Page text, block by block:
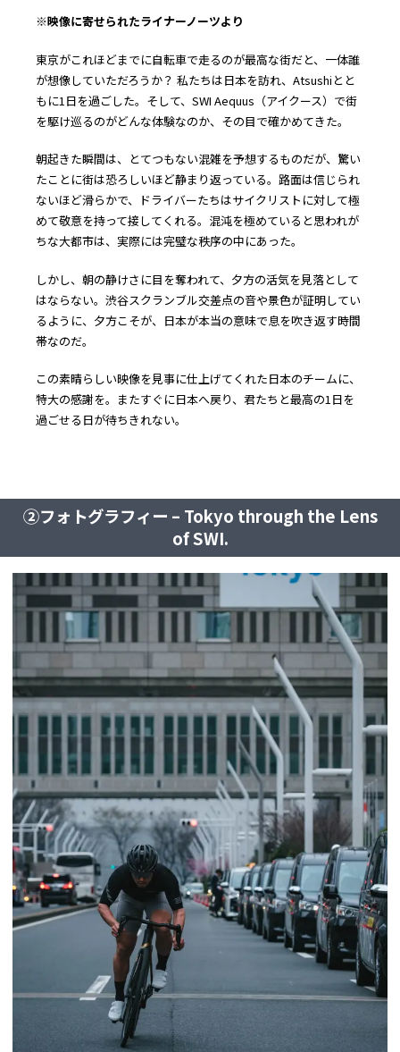
※映像に寄せられたライナーノーツより
東京がこれほどまでに自転車で走るのが最高な街だと、一体誰
が想像していただろうか？ 私たちは日本を訪れ、Atsushiとと
もに1日を過ごした。そして、SWI Aequus（アイクース）で街
を駆け巡るのがどんな体験なのか、その目で確かめてきた。
朝起きた瞬間は、とてつもない混雑を予想するものだが、驚い
たことに街は恐ろしいほど静まり返っている。路面は信じられ
ないほど滑らかで、ドライバーたちはサイクリストに対して極
めて敬意を持って接してくれる。混沌を極めていると思われが
ちな大都市は、実際には完璧な秩序の中にあった。
しかし、朝の静けさに目を奪われて、夕方の活気を見落として
はならない。渋谷スクランブル交差点の音や景色が証明してい
るように、夕方こそが、日本が本当の意味で息を吹き返す時間
帯なのだ。
この素晴らしい映像を見事に仕上げてくれた日本のチームに、
特大の感謝を。またすぐに日本へ戻り、君たちと最高の1日を
過ごせる日が待ちきれない。
②フォトグラフィー – Tokyo through the Lens
of SWI.